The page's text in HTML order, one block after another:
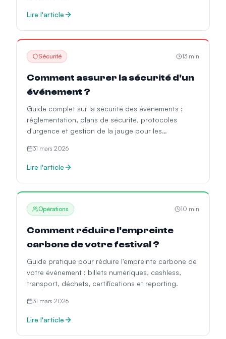
Lire l'article
Sécurité 13 min
Comment assurer la sécurité d'un
événement ?
Guide complet sur la sécurité des événements :
réglementation, plans de sécurité, protocoles
d'urgence et gestion de la jauge pour les
31 mars 2026
Lire l'article
Opérations 10 min
Comment réduire l'empreinte
carbone de votre festival ?
Guide pratique pour réduire l'empreinte carbone de
votre événement : billets numériques, cashless,
transport, déchets, certifications et reporting.
31 mars 2026
Lire l'article